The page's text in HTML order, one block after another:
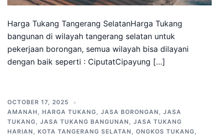
Harga Tukang Tangerang SelatanHarga Tukang
bangunan di wilayah tangerang selatan untuk
pekerjaan borongan, semua wilayah bisa dilayani
dengan baik seperti : CiputatCipayung […]
OCTOBER 17, 2025
AMANAH , HARGA TUKANG, JASA BORONGAN , JASA
TUKANG, JASA TUKANG BANGUNAN , JASA TUKANG
HARIAN , KOTA TANGERANG SELATAN , ONGKOS TUKANG,